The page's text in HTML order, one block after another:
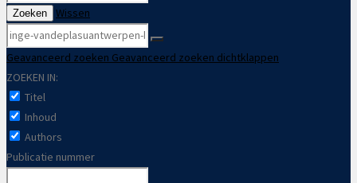
Zoeken Wissen
Geavanceerd zoeken Geavanceerd zoeken dichtklappen
ZOEKEN IN:
Titel
Inhoud
Authors
Publicatie nummer